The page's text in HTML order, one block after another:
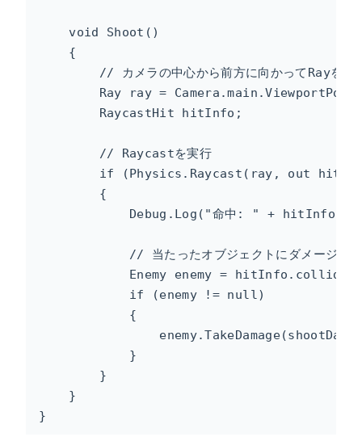
    void Shoot()
    {
// カメラの中心から前方に向かってRayを飛
Ray ray =
        RaycastHit hitInfo;
        // Raycastを実行
if (Physics.Raycast(ray, out
        {
Debug.Log("命中: " +
// 当たったオブジェクトにダメージを
Enemy enemy =
            if (enemy != null)
            {
            }
        }
    }
}